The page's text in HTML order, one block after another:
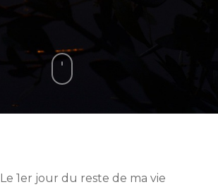
Le 1er jour du reste de ma vie